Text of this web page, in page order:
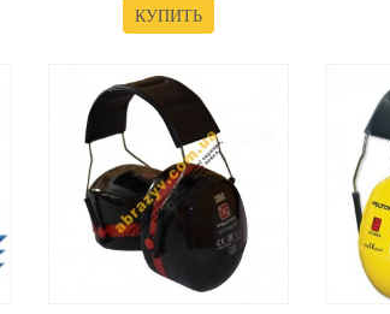
КУПИТЬ